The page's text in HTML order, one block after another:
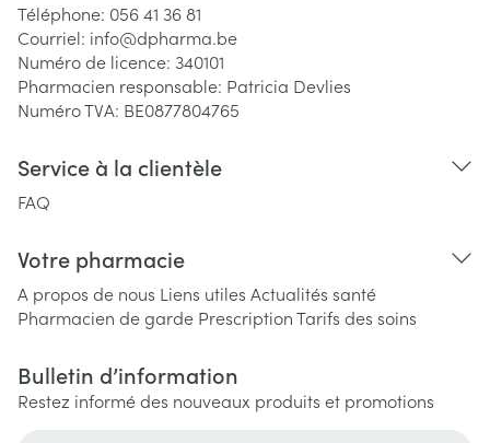
Téléphone: 056 41 36 81
Courriel: info@dpharma.be
Numéro de licence: 340101
Pharmacien responsable: Patricia Devlies
Numéro TVA: BE0877804765
Service à la clientèle
FAQ
Votre pharmacie
A propos de nous Liens utiles Actualités santé
Pharmacien de garde PrescriptionTarifs des soins
Bulletin d’information
Restez informé des nouveaux produits et promotions